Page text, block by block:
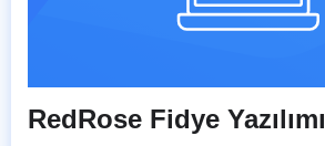
RedRose Fidye Yazılımı